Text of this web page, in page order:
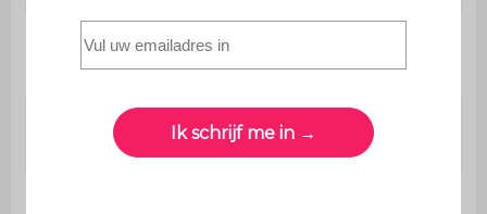
Dichtheid
zitschuim
39cm polyurethaanschuim
(30kg/m3)
opbergruimte
Nee